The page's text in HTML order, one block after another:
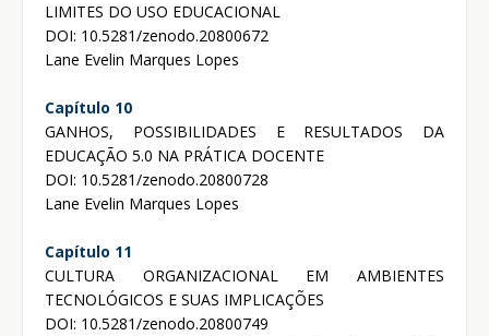
LIMITES DO USO EDUCACIONAL
DOI: 10.5281/zenodo.20800672
Lane Evelin Marques Lopes
Capítulo 10
GANHOS, POSSIBILIDADES E RESULTADOS DA
EDUCAÇÃO 5.0 NA PRÁTICA DOCENTE
DOI: 10.5281/zenodo.20800728
Lane Evelin Marques Lopes
Capítulo 11
CULTURA ORGANIZACIONAL EM AMBIENTES
TECNOLÓGICOS E SUAS IMPLICAÇÕES
DOI: 10.5281/zenodo.20800749